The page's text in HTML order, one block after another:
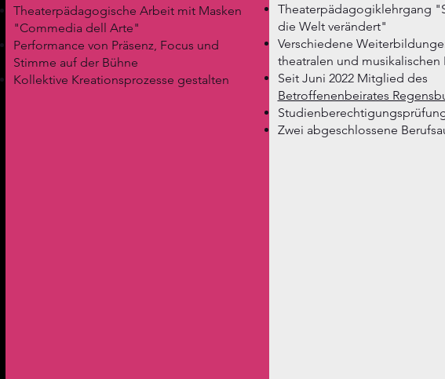
Test
Test
Test
Test
Test
Test
Theaterpädagogische Arbeit mit Masken
"Commedia dell Arte"
Performance von Präsenz, Focus und
Stimme auf der Bühne
Kollektive Kreationsprozesse gestalten
Theaterpädagogiklehrgang
die Welt verändert"
Verschiedene
theatralen und musikalischen
Seit Juni 2022 Mitglied des
Betroffenenbeirates
Zwei abgeschlossene